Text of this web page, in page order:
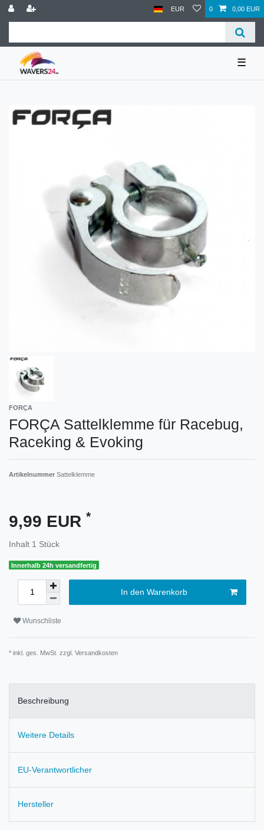
EUR 0 0,00 EUR
☰
FORÇA
FORÇA Sattelklemme für Racebug,
Raceking & Evoking
Artikelnummer Sattelklemme
9,99 EUR *
Inhalt 1 Stück
Innerhalb 24h versandfertig
In den Warenkorb
Wunschliste
* inkl. ges. MwSt. zzgl. Versandkosten
Beschreibung
Weitere Details
EU-Verantwortlicher
Hersteller